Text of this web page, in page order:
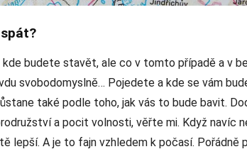
kde budete stavět, ale co v tomto případě a v
svobodomyslně… Pojedete a kde se vám
také podle toho, jak vás to bude bavit.
a pocit volnosti, věřte mi. Když navíc
lepší. A je to fajn vzhledem k počasí. Pořádně